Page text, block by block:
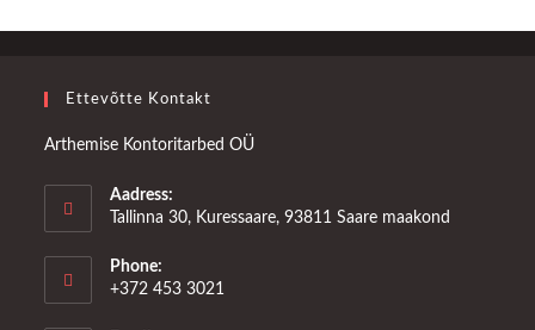
Ettevõtte Kontakt
Arthemise Kontoritarbed OÜ
Aadress:
Tallinna 30, Kuressaare, 93811 Saare maakond
Phone:
+372 453 3021